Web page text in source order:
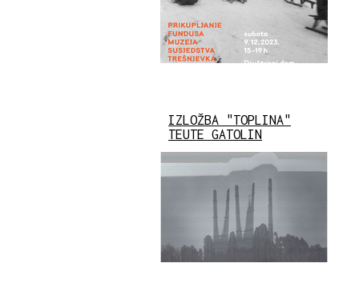
IZLOŽBA "TOPLINA"
TEUTE GATOLIN